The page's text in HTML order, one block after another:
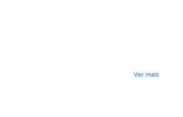
Ver mais